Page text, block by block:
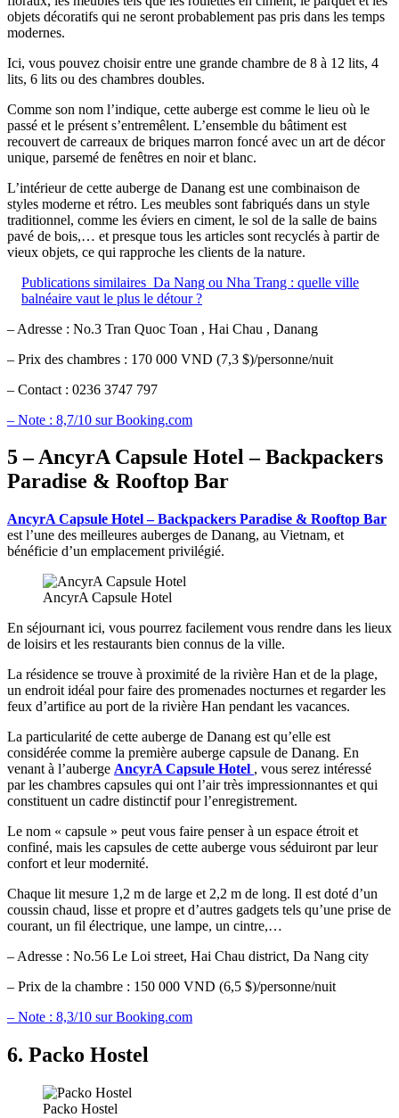
objets décoratifs qui ne seront probablement pas pris dans les temps
modernes.
Ici, vous pouvez choisir entre une grande chambre de 8 à 12 lits, 4
lits, 6 lits ou des chambres doubles.
Comme son nom l’indique, cette auberge est comme le lieu où le
passé et le présent s’entremêlent. L’ensemble du bâtiment est
recouvert de carreaux de briques marron foncé avec un art de décor
unique, parsemé de fenêtres en noir et blanc.
L’intérieur de cette auberge de Danang est une combinaison de
styles moderne et rétro. Les meubles sont fabriqués dans un style
traditionnel, comme les éviers en ciment, le sol de la salle de bains
pavé de bois,… et presque tous les articles sont recyclés à partir de
vieux objets, ce qui rapproche les clients de la nature.
Publications similaires Da Nang ou Nha Trang : quelle ville
balnéaire vaut le plus le détour ?
– Adresse : No.3 Tran Quoc Toan , Hai Chau , Danang
– Prix des chambres : 170 000 VND (7,3 $)/personne/nuit
– Contact : 0236 3747 797
– Note : 8,7/10 sur Booking.com
5 – AncyrA Capsule Hotel – Backpackers
Paradise & Rooftop Bar
AncyrA Capsule Hotel – Backpackers Paradise & Rooftop Bar
est l’une des meilleures auberges de Danang, au Vietnam, et
bénéficie d’un emplacement privilégié.
AncyrA Capsule Hotel
En séjournant ici, vous pourrez facilement vous rendre dans les lieux
de loisirs et les restaurants bien connus de la ville.
La résidence se trouve à proximité de la rivière Han et de la plage,
un endroit idéal pour faire des promenades nocturnes et regarder les
feux d’artifice au port de la rivière Han pendant les vacances.
La particularité de cette auberge de Danang est qu’elle est
considérée comme la première auberge capsule de Danang. En
venant à l’auberge AncyrA Capsule Hotel , vous serez intéressé
par les chambres capsules qui ont l’air très impressionnantes et qui
constituent un cadre distinctif pour l’enregistrement.
Le nom « capsule » peut vous faire penser à un espace étroit et
confiné, mais les capsules de cette auberge vous séduiront par leur
confort et leur modernité.
Chaque lit mesure 1,2 m de large et 2,2 m de long. Il est doté d’un
coussin chaud, lisse et propre et d’autres gadgets tels qu’une prise de
courant, un fil électrique, une lampe, un cintre,…
– Adresse : No.56 Le Loi street, Hai Chau district, Da Nang city
– Prix de la chambre : 150 000 VND (6,5 $)/personne/nuit
– Note : 8,3/10 sur Booking.com
6. Packo Hostel
Packo Hostel